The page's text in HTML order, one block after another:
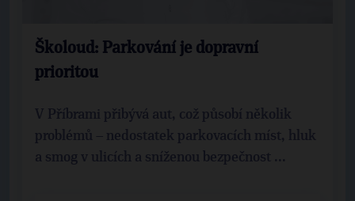
Školoud: Parkování je dopravní
prioritou
V Příbrami přibývá aut, což působí několik
problémů – nedostatek parkovacích míst, hluk
a smog v ulicích a sníženou bezpečnost ...